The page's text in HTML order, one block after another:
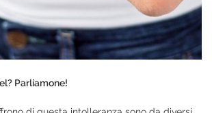
Parliamone!